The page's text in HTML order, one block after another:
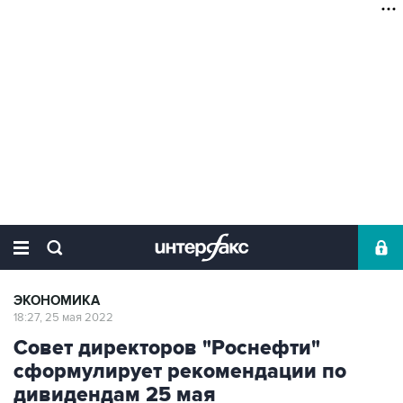
ЭКОНОМИКА
18:27, 25 мая 2022
Совет директоров "Роснефти"
сформулирует рекомендации по
дивидендам 25 мая